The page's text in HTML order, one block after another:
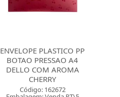
ENVELOPE PLASTICO PP
BOTAO PRESSAO A4
DELLO COM AROMA
CHERRY
Código: 162672